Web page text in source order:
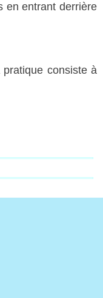
en entrant derrière
consiste à